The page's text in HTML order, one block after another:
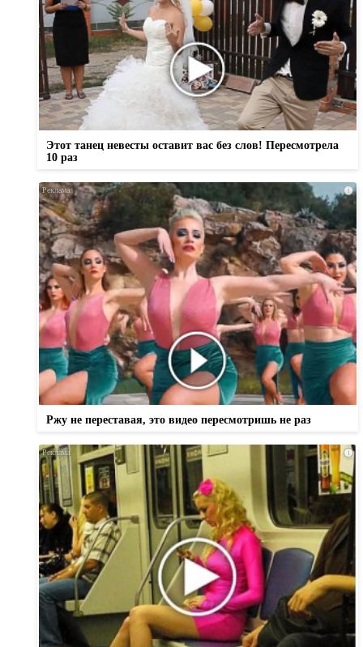
Этот танец невесты оставит вас без слов! Пересмотрела
10 раз
i
Ржу не переставая, это видео пересмотришь не раз
i